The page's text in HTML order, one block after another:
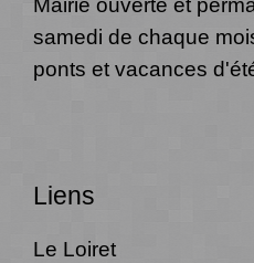
samedi de chaque
ponts et vacances
Liens
Le Loiret